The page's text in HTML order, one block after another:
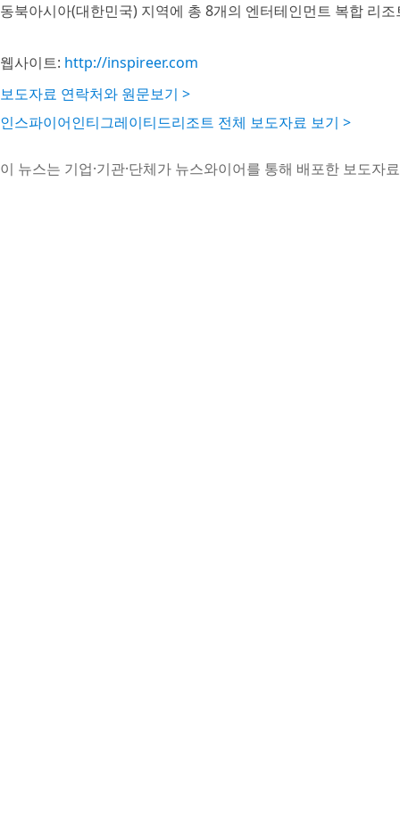
동북아시아(대한민국) 지역에 총 8개의 엔터테인먼트 복합 리
웹사이트: http://inspireer.com
보도자료 연락처와 원문보기 >
인스파이어인티그레이티드리조트 전체 보도자료 보기 >
이 뉴스는 기업·기관·단체가 뉴스와이어를 통해 배포한 보도자